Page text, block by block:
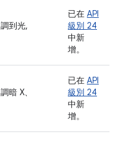
調到光,
已在 API
級別 24
中新
增。
調暗 X、
已在 API
級別 24
中新
增。